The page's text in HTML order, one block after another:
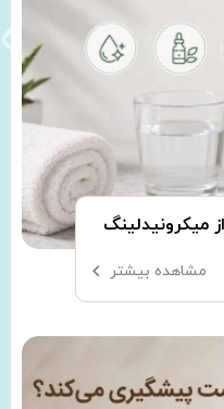
میکرونیدلینگ
مشاهده بیشتر